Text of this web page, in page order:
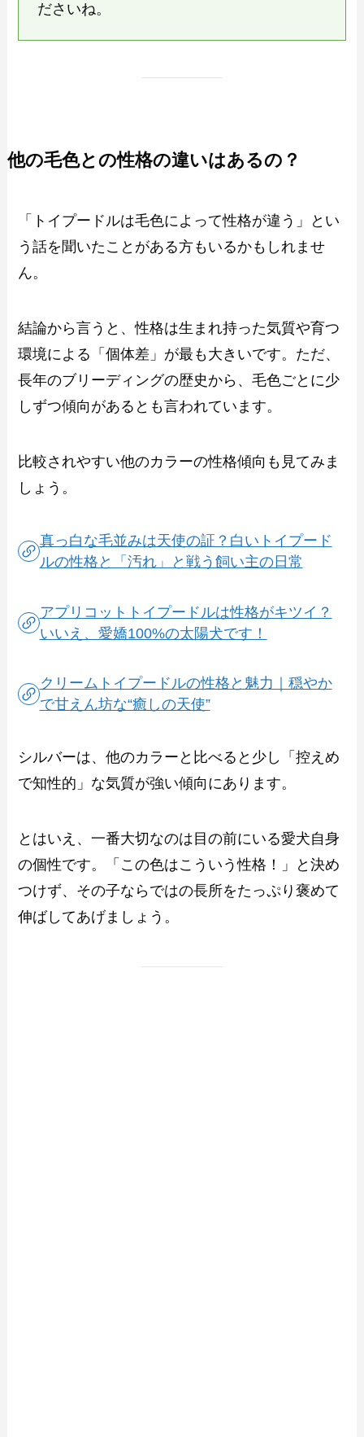
ださいね。
他の毛色との性格の違いはあるの？
「トイプードルは毛色によって性格が違う」とい
う話を聞いたことがある方もいるかもしれませ
ん。
結論から言うと、性格は生まれ持った気質や育つ
環境による「個体差」が最も大きいです。ただ、
長年のブリーディングの歴史から、毛色ごとに少
しずつ傾向があるとも言われています。
比較されやすい他のカラーの性格傾向も見てみま
しょう。
真っ白な毛並みは天使の証？白いトイプード
ルの性格と「汚れ」と戦う飼い主の日常
アプリコットトイプードルは性格がキツイ？
いいえ、愛嬌100%の太陽犬です！
クリームトイプードルの性格と魅力｜穏やか
で甘えん坊な“癒しの天使”
シルバーは、他のカラーと比べると少し「控えめ
で知性的」な気質が強い傾向にあります。
とはいえ、一番大切なのは目の前にいる愛犬自身
の個性です。「この色はこういう性格！」と決め
つけず、その子ならではの長所をたっぷり褒めて
伸ばしてあげましょう。